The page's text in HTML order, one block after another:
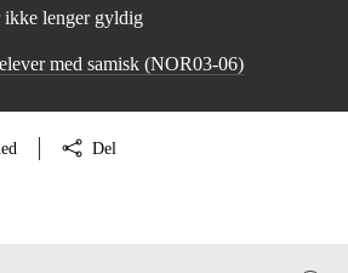
ikke lenger gyldig
med samisk (NOR03‑06)
Del